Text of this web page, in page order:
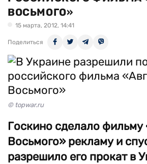
ВОСЬМОГО»
15 марта, 2012, 14:41
Поделиться
© topwar.ru
Госкино сделало фильму
Восьмого» рекламу и
разрешило его прокат в